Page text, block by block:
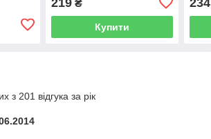
₴
Купити
з 201 відгука за рік